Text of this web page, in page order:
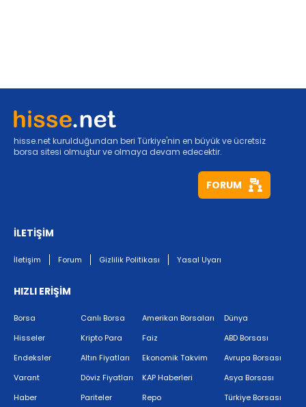
hisse.net kurulduğundan beri Türkiye'nin en büyük ve ücretsiz
borsa sitesi olmuştur ve olmaya devam edecektir.
FORUM
İLETİŞİM
İletişim Forum Gizlilik Politikası Yasal Uyarı
HIZLI ERİŞİM
Borsa
Hisseler
Endeksler
Varant
Haber
Canlı Borsa
Kripto Para
Altın Fiyatları
Döviz Fiyatları
Pariteler
Amerikan Borsaları
Faiz
Ekonomik Takvim
KAP Haberleri
Repo
Dünya
ABD Borsası
Avrupa Borsası
Asya Borsası
Türkiye Borsası